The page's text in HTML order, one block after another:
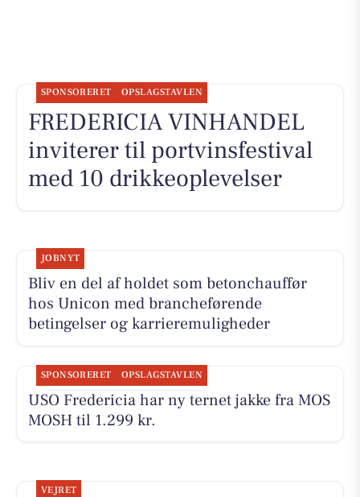
SPONSORERET OPSLAGSTAVLEN
FREDERICIA VINHANDEL
inviterer til portvinsfestival
med 10 drikkeoplevelser
JOBNYT
Bliv en del af holdet som betonchauffør
hos Unicon med brancheførende
betingelser og karrieremuligheder
SPONSORERET OPSLAGSTAVLEN
USO Fredericia har ny ternet jakke fra MOS
MOSH til 1.299 kr.
VEJRET